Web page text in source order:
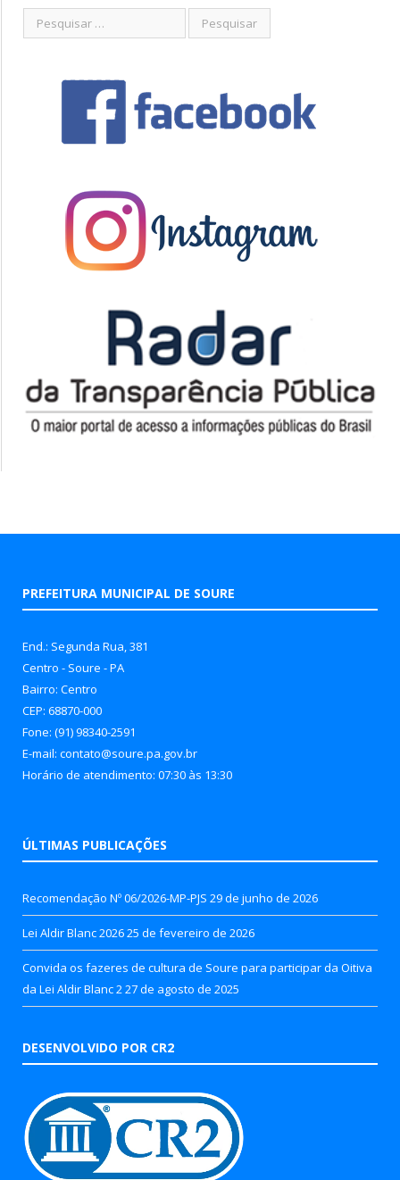
PREFEITURA MUNICIPAL DE SOURE
End.: Segunda Rua, 381
Centro - Soure - PA
Bairro: Centro
CEP: 68870-000
Fone: (91) 98340-2591
E-mail: contato@soure.pa.gov.br
Horário de atendimento: 07:30 às 13:30
ÚLTIMAS PUBLICAÇÕES
Recomendação Nº 06/2026-MP-PJS 29 de junho de 2026
Lei Aldir Blanc 202625 de fevereiro de 2026
Convida os fazeres de cultura de Soure para participar da Oitiva
da Lei Aldir Blanc 2 27 de agosto de 2025
DESENVOLVIDO POR CR2